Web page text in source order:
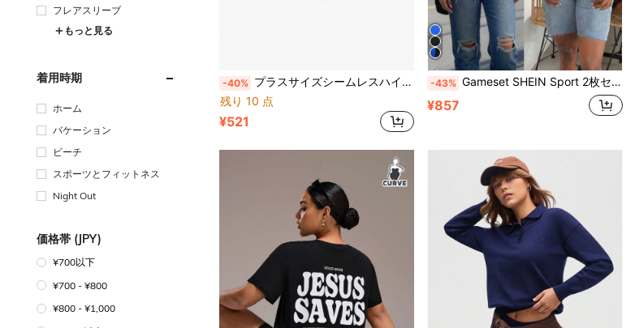
フレアスリーブ
もっと見る
着用時期
ホーム
バケーション
ビーチ
スポーツとフィットネス
Night Out
価格帯 (JPY)
¥700以下
¥700 - ¥800
¥800 - ¥1,000
-40% プラスサイズシームレスハイウエストタummyコントロール レディーススポーツ下着
残り 10 点
¥521
-43% Gameset SHEIN Sport 2枚セット プラスサイズ レディース ブラック&ネイビー シームレス 快適 伸縮性 Uネック ノースリーブ スポーツベスト、不透明、吸湿速乾、ヨガ、フィットネス、デイリー着用
¥857